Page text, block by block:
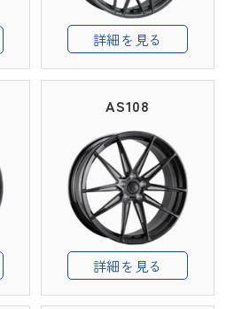
詳細を見る
AS108
詳細を見る